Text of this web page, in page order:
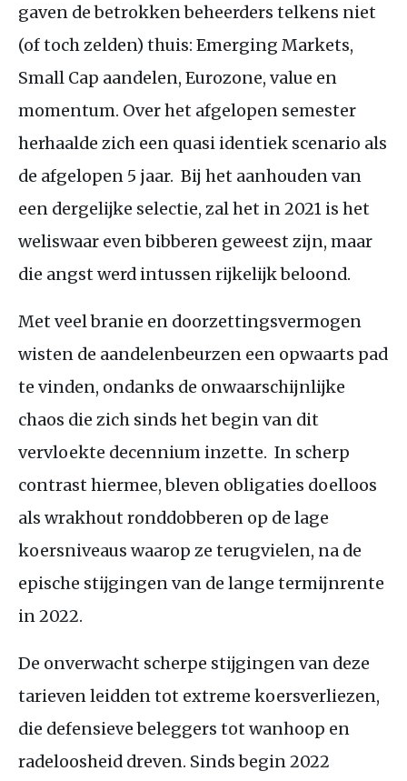
gaven de betrokken beheerders telkens niet
(of toch zelden) thuis: Emerging Markets,
Small Cap aandelen, Eurozone, value en
momentum. Over het afgelopen semester
herhaalde zich een quasi identiek scenario als
de afgelopen 5 jaar. Bij het aanhouden van
een dergelijke selectie, zal het in 2021 is het
weliswaar even bibberen geweest zijn, maar
die angst werd intussen rijkelijk beloond.
Met veel branie en doorzettingsvermogen
wisten de aandelenbeurzen een opwaarts pad
te vinden, ondanks de onwaarschijnlijke
chaos die zich sinds het begin van dit
vervloekte decennium inzette. In scherp
contrast hiermee, bleven obligaties doelloos
als wrakhout ronddobberen op de lage
koersniveaus waarop ze terugvielen, na de
epische stijgingen van de lange termijnrente
in 2022.
De onverwacht scherpe stijgingen van deze
tarieven leidden tot extreme koersverliezen,
die defensieve beleggers tot wanhoop en
radeloosheid dreven. Sinds begin 2022